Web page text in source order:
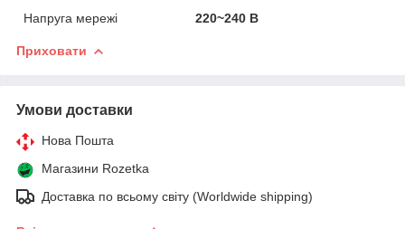
Напруга мережі
220~240 В
Приховати
Умови доставки
Нова Пошта
Магазини Rozetka
Доставка по всьому світу (Worldwide shipping)